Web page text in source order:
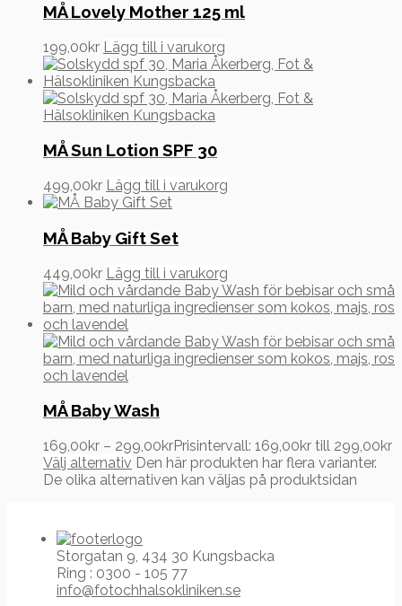
MÅ Lovely Mother 125 ml
199,00kr Lägg till i varukorg
MÅ Sun Lotion SPF 30
499,00kr Lägg till i varukorg
MÅ Baby Gift Set
449,00kr Lägg till i varukorg
MÅ Baby Wash
169,00kr – 299,00krPrisintervall: 169,00kr till 299,00kr
Välj alternativ Den här produkten har flera varianter.
De olika alternativen kan väljas på produktsidan
Storgatan 9, 434 30 Kungsbacka
Ring : 0300 - 105 77
info@fotochhalsokliniken.se